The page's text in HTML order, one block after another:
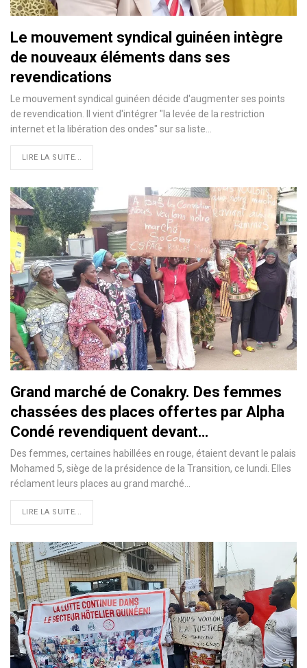
Le mouvement syndical guinéen intègre
de nouveaux éléments dans ses
revendications
Le mouvement syndical guinéen décide d'augmenter ses points
de revendication. Il vient d'intégrer "la levée de la restriction
internet et la libération des ondes" sur sa liste…
LIRE LA SUITE...
Grand marché de Conakry. Des femmes
chassées des places offertes par Alpha
Condé revendiquent devant…
Des femmes, certaines habillées en rouge, étaient devant le palais
Mohamed 5, siège de la présidence de la Transition, ce lundi. Elles
réclament leurs places au grand marché…
LIRE LA SUITE...